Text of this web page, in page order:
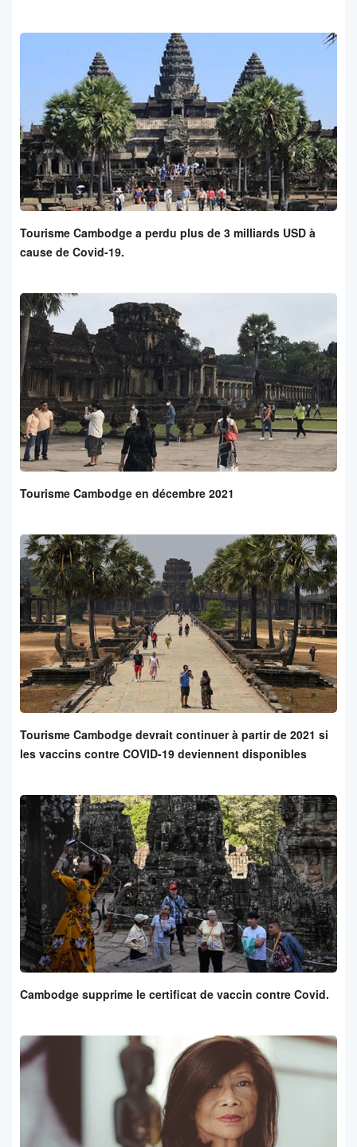
Tourisme Cambodge a perdu plus de 3 milliards USD à
cause de Covid-19.
Tourisme Cambodge en décembre 2021
Tourisme Cambodge devrait continuer à partir de 2021 si
les vaccins contre COVID-19 deviennent disponibles
Cambodge supprime le certificat de vaccin contre Covid.